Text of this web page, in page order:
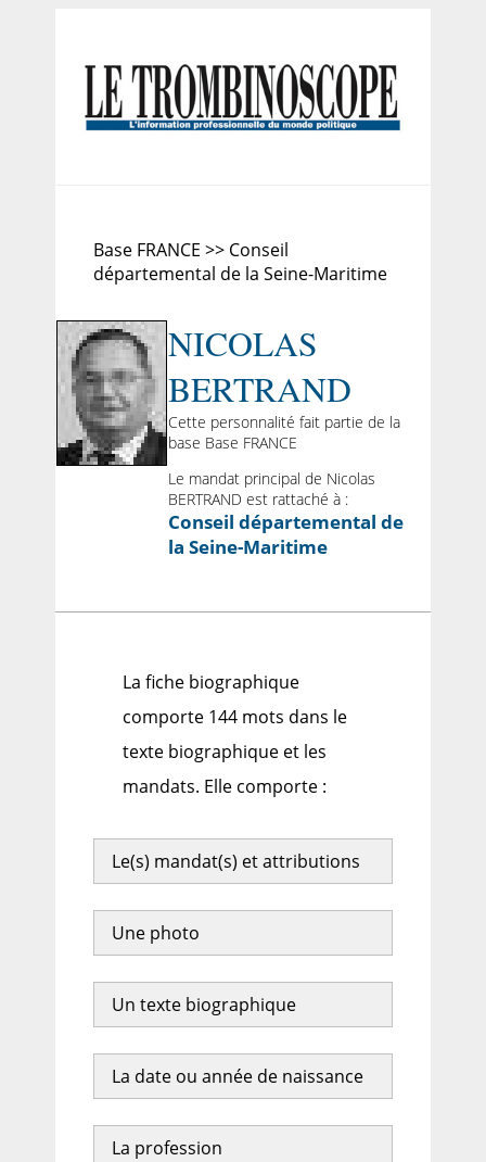
Base FRANCE >> Conseil
départemental de la Seine-Maritime
NICOLAS
BERTRAND
Cette personnalité fait partie de la
base Base FRANCE
Le mandat principal de Nicolas
BERTRAND est rattaché à :
Conseil départemental de
la Seine-Maritime
La fiche biographique
comporte 144 mots dans le
texte biographique et les
mandats. Elle comporte :
Le(s) mandat(s) et attributions
Une photo
Un texte biographique
La date ou année de naissance
La profession